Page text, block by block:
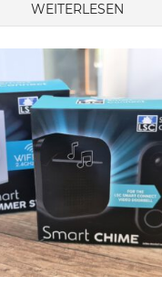
WEITERLESEN